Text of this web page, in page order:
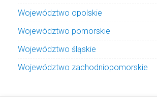
Województwo opolskie
Województwo pomorskie
Województwo śląskie
Województwo zachodniopomorskie